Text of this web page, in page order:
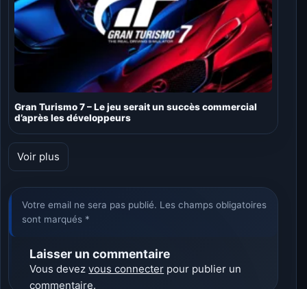
Gran Turismo 7 – Le jeu serait un succès commercial
d’après les développeurs
Voir plus
Votre email ne sera pas publié. Les champs obligatoires
sont marqués *
Laisser un commentaire
Vous devezvous connecter pour publier un
commentaire.